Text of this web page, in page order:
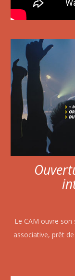
Le CAM ouvre
associative, prêt